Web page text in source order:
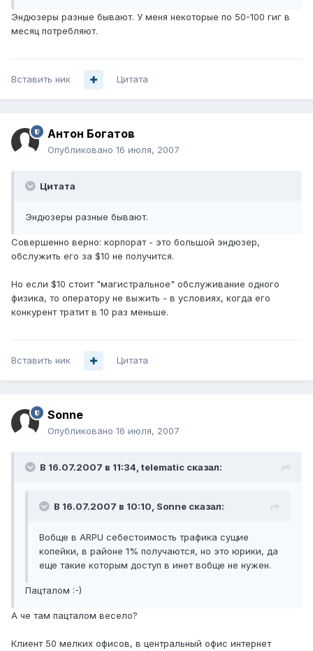
Эндюзеры разные бывают. У меня некоторые по 50-100 гиг в
месяц потребляют.
Вставить ник Цитата
Антон Богатов
Опубликовано 16 июля, 2007
Цитата
Эндюзеры разные бывают.
Совершенно верно: корпорат - это большой эндюзер,
обслужить его за $10 не получится.
Но если $10 стоит "магистральное" обслуживание одного
физика, то оператору не выжить - в условиях, когда его
конкурент тратит в 10 раз меньше.
Вставить ник Цитата
Sonne
Опубликовано 16 июля, 2007
В 16.07.2007 в 11:34, telematic сказал:
В 16.07.2007 в 10:10, Sonne сказал:
Вобще в ARPU себестоимость трафика сущие
копейки, в районе 1% получаются, но это юрики, да
еще такие которым доступ в инет вобще не нужен.
Пацталом :-)
А че там пацталом весело?
Клиент 50 мелких офисов, в центральный офис интернет